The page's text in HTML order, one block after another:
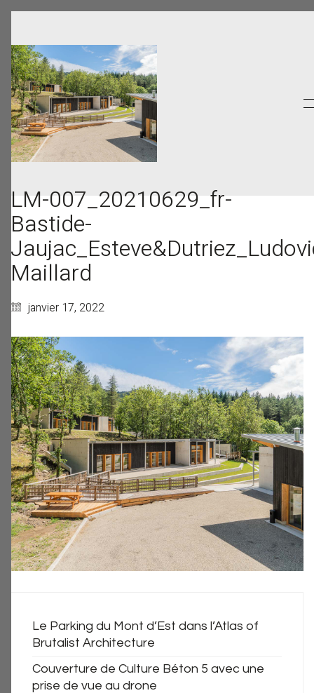
LM-007_20210629_fr-
Bastide-
Maillard
janvier 17, 2022
Le Parking du Mont d’Est dans l’Atlas of
Brutalist Architecture
Couverture de Culture Béton 5 avec une
prise de vue au drone